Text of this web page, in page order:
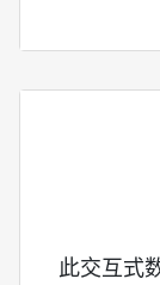
此交互式